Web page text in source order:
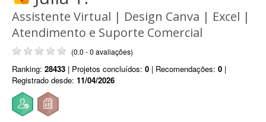
Assistente Virtual | Design Canva | Excel |
Atendimento e Suporte Comercial
(0.0 - 0 avaliações)
Ranking: 28433 | Projetos concluídos: 0 | Recomendações: 0 |
Registrado desde: 11/04/2026